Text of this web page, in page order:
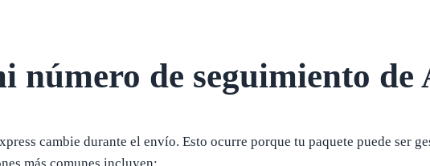
número de seguimiento de
cambie durante el envío. Esto ocurre porque tu paquete puede ser